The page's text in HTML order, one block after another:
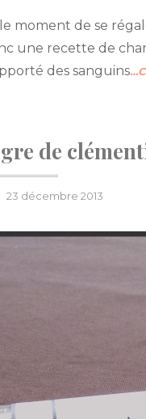
moment de se
une recette de
des sanguins
de
Posted
23 décembre 2013